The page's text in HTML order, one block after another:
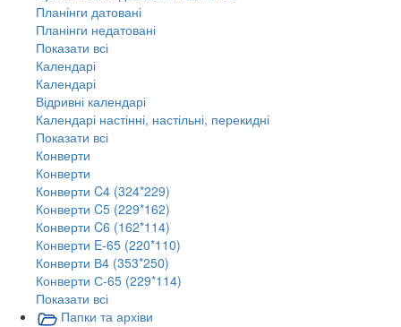
Планінги датовані
Планінги недатовані
Показати всі
Календарі
Календарі
Відривні календарі
Календарі настінні, настільні, перекидні
Показати всі
Конверти
Конверти
Конверти C4 (324*229)
Конверти C5 (229*162)
Конверти C6 (162*114)
Конверти E-65 (220*110)
Конверти В4 (353*250)
Конверти С-65 (229*114)
Показати всі
Папки та архіви